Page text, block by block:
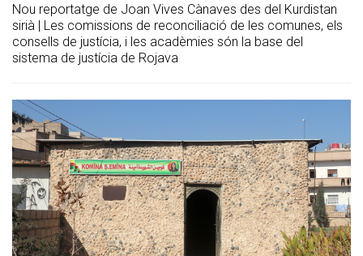
Nou reportatge de Joan Vives Cànaves des del Kurdistan
sirià | Les comissions de reconciliació de les comunes, els
consells de justícia, i les acadèmies són la base del
sistema de justícia de Rojava